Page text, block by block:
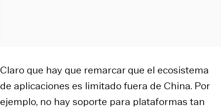
Claro que hay que remarcar que el ecosistema
de aplicaciones es limitado fuera de China. Por
ejemplo, no hay soporte para plataformas tan